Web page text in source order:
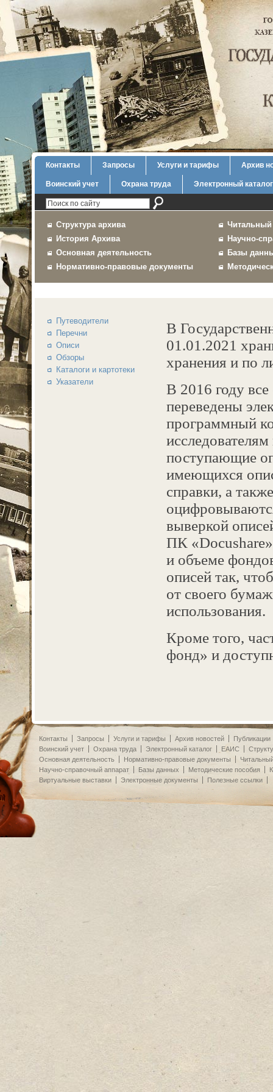
Контакты Запросы Услуги и тарифы Архив
Воинский учет Охрана труда Электронный каталог
Структура архива
История Архива
Основная деятельность
Нормативно-правовые документы
Читальный
Научно-
Базы
Путеводители
Перечни
Описи
Обзоры
Каталоги и картотеки
Указатели
В
01.01.2021
хранения и по
В 2016 году
переведены
программный
поступающие
имеющихся
справки, а
выверкой
ПК
и объеме
описей так,
от своего
использования.
Кроме того,
фонд» и
Контакты Запросы Услуги и тарифы Архив новостей
Публикации
Воинский учет
Охрана труда Электронный каталог ЕАИС
Основная деятельность
Нормативно-правовые документы
Научно-справочный аппарат
Базы данных Методические пособия
Виртуальные выставки
Электронные документы Полезные ссылки